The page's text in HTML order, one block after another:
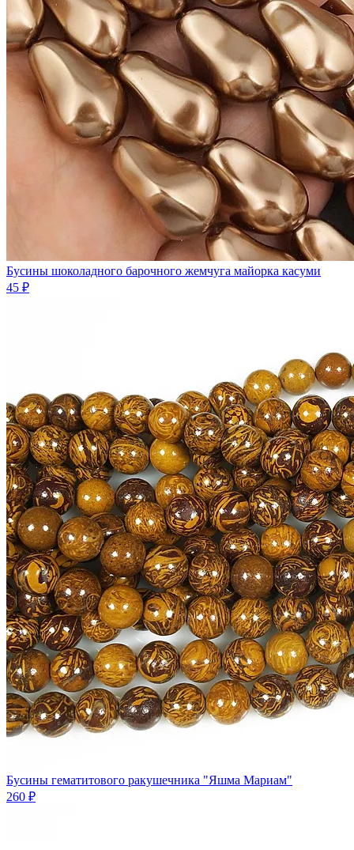
Бусины шоколадного барочного жемчуга майорка касуми
45 ₽
Бусины гематитового ракушечника "Яшма Мариам"
260 ₽